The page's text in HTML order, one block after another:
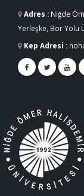
Adres : Niğde
Yerleşke, Bor Yolu
Kep Adresi :